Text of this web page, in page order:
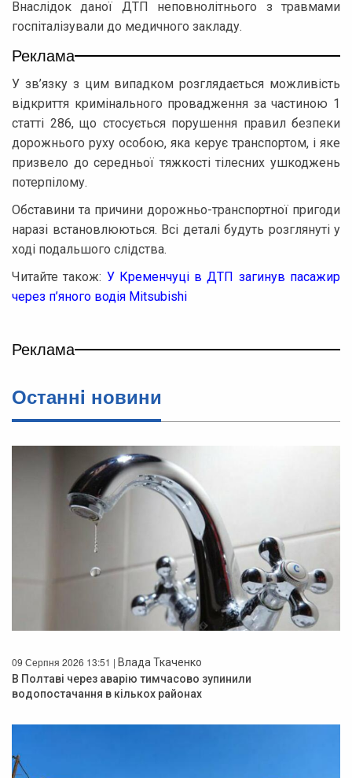
Внаслідок даної ДТП неповнолітнього з травмами
госпіталізували до медичного закладу.
Реклама
У зв’язку з цим випадком розглядається можливість
відкриття кримінального провадження за частиною 1
статті 286, що стосується порушення правил безпеки
дорожнього руху особою, яка керує транспортом, і яке
призвело до середньої тяжкості тілесних ушкоджень
потерпілому.
Обставини та причини дорожньо-транспортної пригоди
наразі встановлюються. Всі деталі будуть розглянуті у
ході подальшого слідства.
Читайте також: У Кременчуці в ДТП загинув пасажир
через п’яного водія Mitsubishi
Реклама
Останнi новини
09 Серпня 2026 13:51 | Влада Ткаченко
В Полтаві через аварію тимчасово зупинили
водопостачання в кількох районах